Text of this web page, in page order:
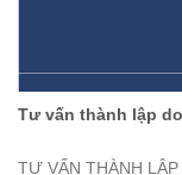
Tư vấn thành lập
TƯ VẤN THÀNH